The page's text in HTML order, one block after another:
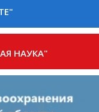
НАУКА"